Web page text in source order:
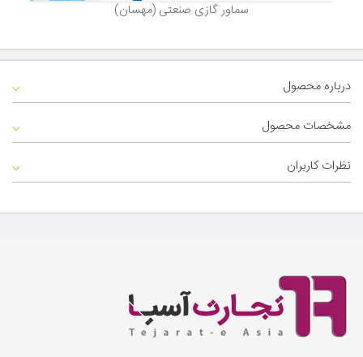
سماور گازی صنعتی (مهسان)
درباره محصول
مشخصات محصول
نظرات کاربران